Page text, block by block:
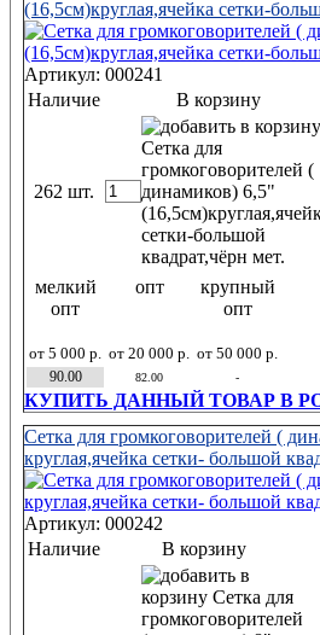
(16,5см)круглая,ячейка сетки-
Артикул: 000241
Наличие
В корзину
262 шт.
мелкий
опт
от 5 000 р.
опт
от 20 000 р.
крупный
опт
от 50 000 р.
90.00
82.00 -
КУПИТЬ ДАННЫЙ ТОВАР В
Сетка для громкоговорителей (
круглая,ячейка сетки- большой
Артикул: 000242
Наличие
В корзину